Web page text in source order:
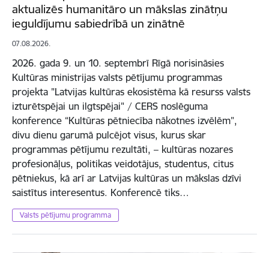
aktualizēs humanitāro un mākslas zinātņu
ieguldījumu sabiedrībā un zinātnē
07.08.2026.
2026. gada 9. un 10. septembrī Rīgā norisināsies
Kultūras ministrijas valsts pētījumu programmas
projekta "Latvijas kultūras ekosistēma kā resurss valsts
izturētspējai un ilgtspējai" / CERS noslēguma
konference “Kultūras pētniecība nākotnes izvēlēm”,
divu dienu garumā pulcējot visus, kurus skar
programmas pētījumu rezultāti, – kultūras nozares
profesionāļus, politikas veidotājus, studentus, citus
pētniekus, kā arī ar Latvijas kultūras un mākslas dzīvi
saistītus interesentus. Konferencē tiks…
Valsts pētījumu programma